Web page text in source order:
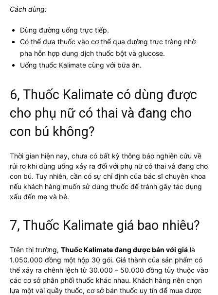
Cách dùng:
Dùng đường uống trực tiếp.
Có thể đưa thuốc vào cơ thể qua đường trực tràng nhờ
pha hỗn hợp dung dịch thuốc bột và glucose.
Uống thuốc Kalimate cùng với bữa ăn.
6, Thuốc Kalimate có dùng được
cho phụ nữ có thai và đang cho
con bú không?
Thời gian hiện nay, chưa có bất kỳ thông báo nghiên cứu về
rủi ro khi dùng uống xảy ra đối với phụ nữ có thai và đang cho
con bú. Tuy nhiên, cần có sự chỉ định của bác sĩ chuyên khoa
nếu khách hàng muốn sử dùng thuốc để tránh gây tác dụng
xấu đến mẹ và bé.
7, Thuốc Kalimate giá bao nhiêu?
Trên thị trường, Thuốc Kalimate đang được bán với giá là
1.050.000 đồng một hộp 30 gói. Giá thành của sản phẩm có
thể xảy ra chênh lệch từ 30.000 – 50.000 đồng tùy thuộc vào
các cơ sở phân phối thuốc khác nhau. Khách hàng nên chọn
lựa một vài quầy thuốc, cơ sở bán thuốc uy tín để mua được